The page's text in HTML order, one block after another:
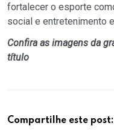
fortalecer o esporte
social e entretenimento
Confira as imagens da
título
Compartilhe este post: